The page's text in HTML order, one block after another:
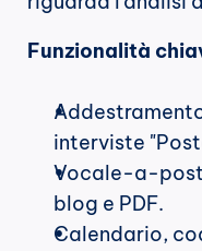
Funzionalità
interviste
Vocale-a-post
blog e PDF.
Calendario,